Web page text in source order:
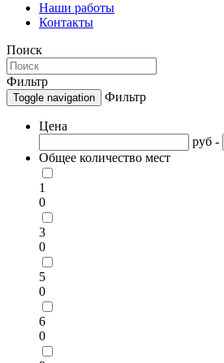
Наши работы
Контакты
Поиск
Фильтр
Toggle navigation Фильтр
Цена
руб -
Общее количество мест
1
0
3
0
5
0
6
0